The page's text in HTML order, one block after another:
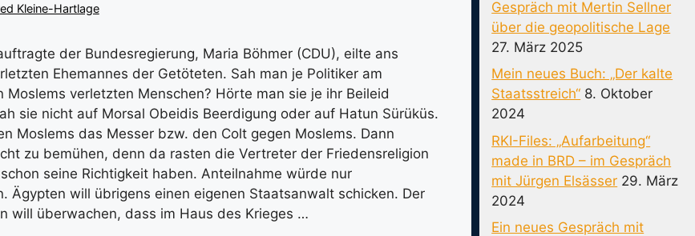
Kleine-Hartlage
der Bundesregierung, Maria Böhmer (CDU), eilte ans
Ehemannes der Getöteten. Sah man je Politiker am
Moslems verletzten Menschen? Hörte man sie je ihr Beileid
sie nicht auf Morsal Obeidis Beerdigung oder auf Hatun Sürüküs.
Moslems das Messer bzw. den Colt gegen Moslems. Dann
zu bemühen, denn da rasten die Vertreter der Friedensreligion
seine Richtigkeit haben. Anteilnahme würde nur
Ägypten will übrigens einen eigenen Staatsanwalt schicken. Der
will überwachen, dass im Haus des Krieges …
Gespräch mit Mertin Sellner
über die geopolitische Lage
27. März 2025
Mein neues Buch: „Der kalte
Staatsstreich“ 8. Oktober
2024
RKI-Files: „Aufarbeitung“
made in BRD – im Gespräch
mit Jürgen Elsässer 29. März
2024
Ein neues Gespräch mit